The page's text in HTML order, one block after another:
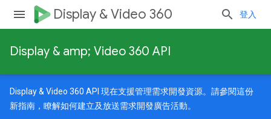
Display & Video 360 登入
Display & amp; Video 360 API
Display & Video 360 API 現在支援管理需求開發資源。請參閱這份
新指南 ，瞭解如何建立及放送需求開發廣告活動。